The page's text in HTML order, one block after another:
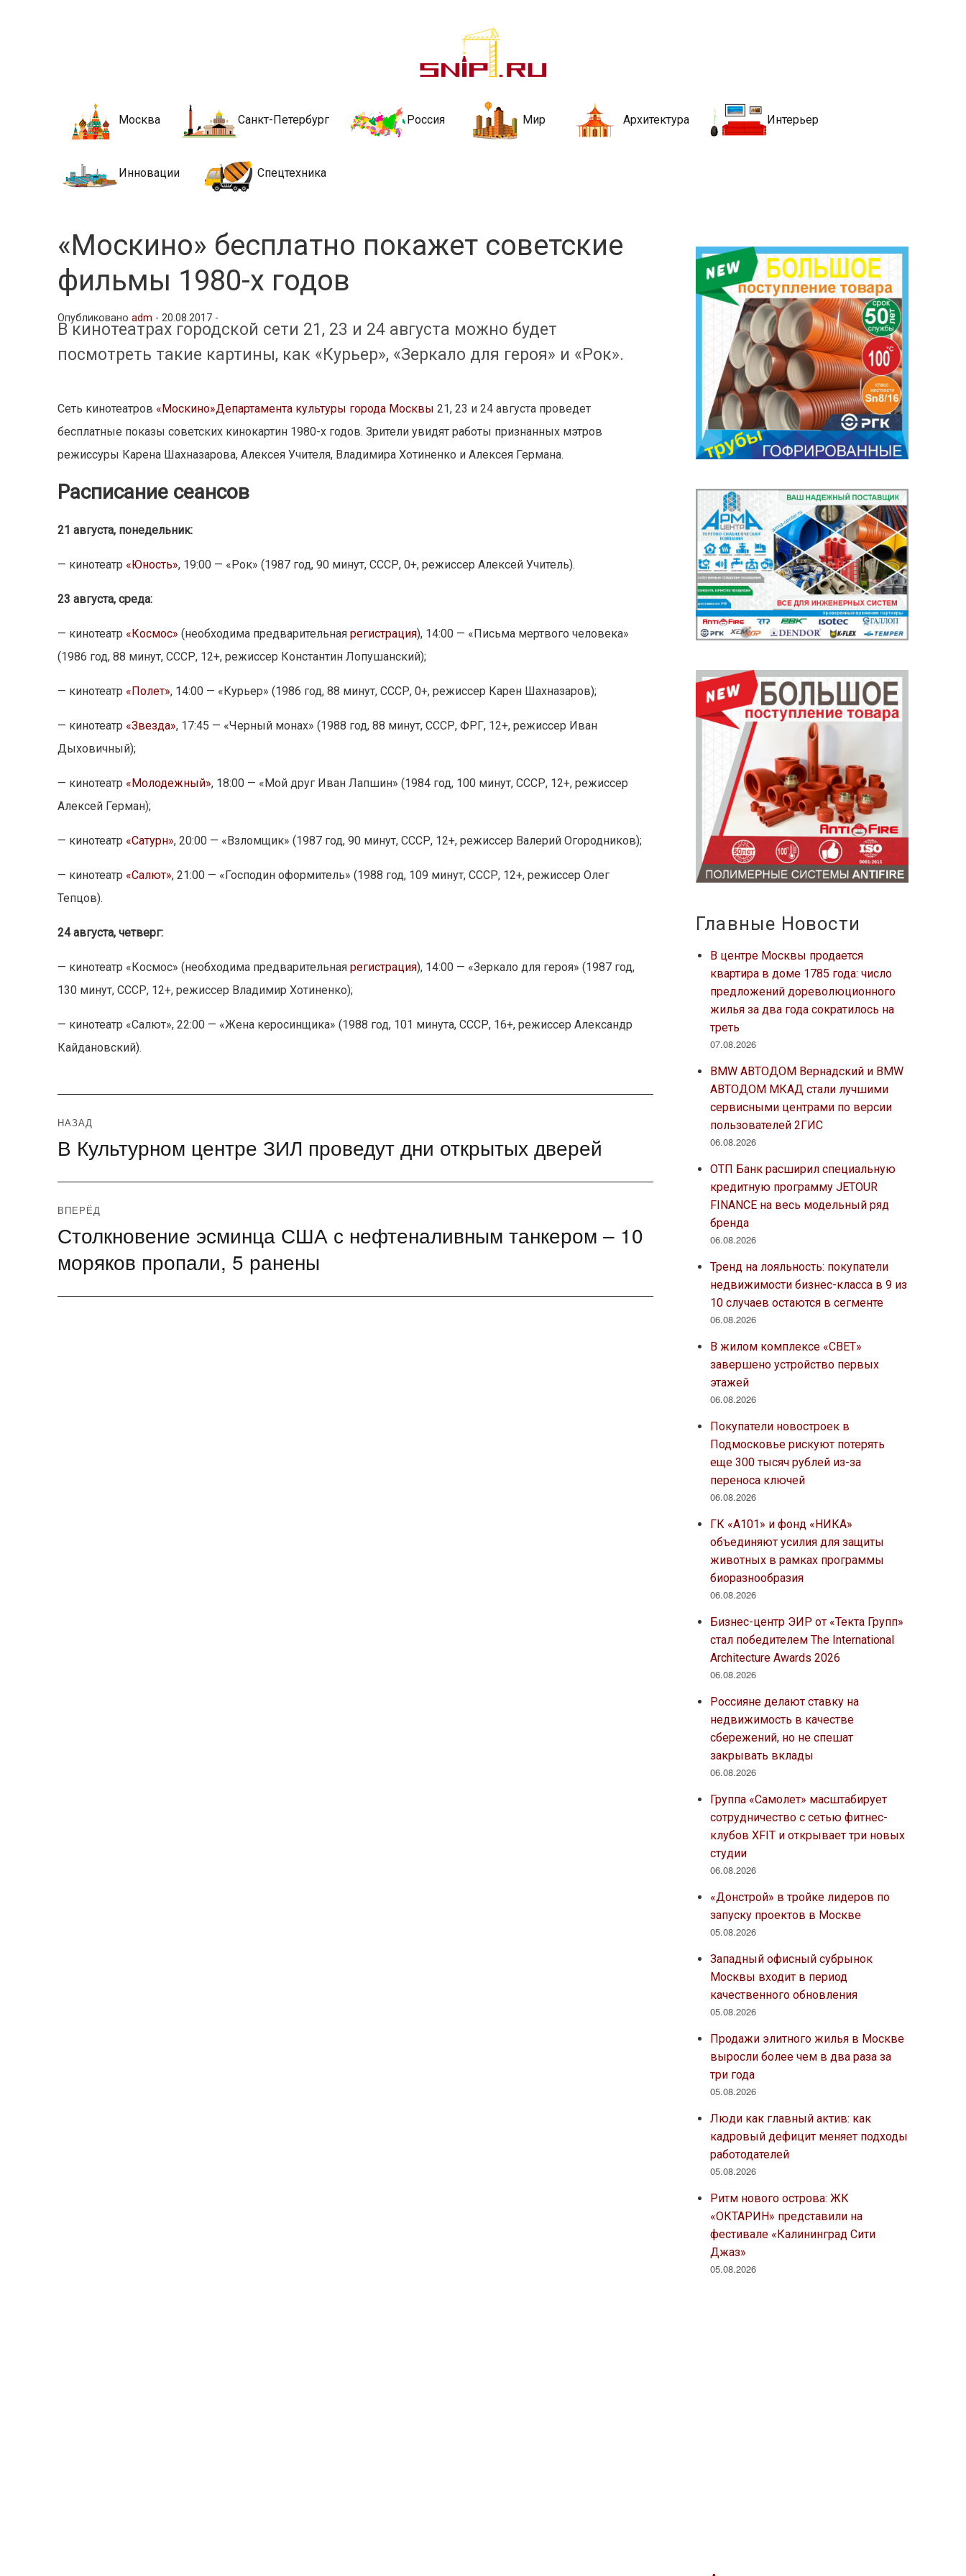
Новости строительства и недвижимости
стройкой рубрики
Москва Санкт-Петербург Россия Мир Архитектура Интерьер
Инновации Спецтехника
«Москино» бесплатно покажет советские
фильмы 1980-х годов
Опубликованоadm -20.08.2017 -
В кинотеатрах городской сети 21, 23 и 24 августа можно будет
посмотреть такие картины, как «Курьер», «Зеркало для героя» и «Рок».
Сеть кинотеатров «Москино»Департамента культуры города Москвы 21, 23 и 24 августа проведет
бесплатные показы советских кинокартин 1980-х годов. Зрители увидят работы признанных мэтров
режиссуры Карена Шахназарова, Алексея Учителя, Владимира Хотиненко и Алексея Германа.
Расписание сеансов
21 августа, понедельник:
— кинотеатр «Юность», 19:00 — «Рок» (1987 год, 90 минут, СССР, 0+, режиссер Алексей Учитель).
23 августа, среда:
— кинотеатр «Космос» (необходима предварительнаярегистрация), 14:00 — «Письма мертвого человека»
(1986 год, 88 минут, СССР, 12+, режиссер Константин Лопушанский);
— кинотеатр «Полет», 14:00 — «Курьер» (1986 год, 88 минут, СССР, 0+, режиссер Карен Шахназаров);
— кинотеатр «Звезда», 17:45 — «Черный монах» (1988 год, 88 минут, СССР, ФРГ, 12+, режиссер Иван
Дыховичный);
— кинотеатр «Молодежный», 18:00 — «Мой друг Иван Лапшин» (1984 год, 100 минут, СССР, 12+, режиссер
Алексей Герман);
— кинотеатр «Сатурн», 20:00 — «Взломщик» (1987 год, 90 минут, СССР, 12+, режиссер Валерий Огородников);
— кинотеатр «Салют», 21:00 — «Господин оформитель» (1988 год, 109 минут, СССР, 12+, режиссер Олег
Тепцов).
24 августа, четверг:
— кинотеатр «Космос» (необходима предварительнаярегистрация), 14:00 — «Зеркало для героя» (1987 год,
130 минут, СССР, 12+, режиссер Владимир Хотиненко);
— кинотеатр «Салют», 22:00 — «Жена керосинщика» (1988 год, 101 минута, СССР, 16+, режиссер Александр
Кайдановский).
Навигация
по
записям
НАЗАД
Предыдущая
запись:
В Культурном центре ЗИЛ проведут дни открытых дверей
ВПЕРЁД
Следующая
Столкновение эсминца США с нефтеналивным танкером – 10
моряков пропали, 5 ранены
Главные Новости
В центре Москвы продается
квартира в доме 1785 года: число
предложений дореволюционного
жилья за два года сократилось на
треть
07.08.2026
BMW АВТОДОМ Вернадский и BMW
АВТОДОМ МКАД стали лучшими
сервисными центрами по версии
пользователей 2ГИС
06.08.2026
ОТП Банк расширил специальную
кредитную программу JETOUR
FINANCE на весь модельный ряд
бренда
06.08.2026
Тренд на лояльность: покупатели
недвижимости бизнес-класса в 9 из
10 случаев остаются в сегменте
06.08.2026
В жилом комплексе «СВЕТ»
завершено устройство первых
этажей
06.08.2026
Покупатели новостроек в
Подмосковье рискуют потерять
еще 300 тысяч рублей из-за
переноса ключей
06.08.2026
ГК «А101» и фонд «НИКА»
объединяют усилия для защиты
животных в рамках программы
биоразнообразия
06.08.2026
Бизнес-центр ЭИР от «Текта Групп»
стал победителем The International
Architecture Awards 2026
06.08.2026
Россияне делают ставку на
недвижимость в качестве
сбережений, но не спешат
закрывать вклады
06.08.2026
Группа «Самолет» масштабирует
сотрудничество с сетью фитнес-
клубов XFIT и открывает три новых
студии
06.08.2026
«Донстрой» в тройке лидеров по
запуску проектов в Москве
05.08.2026
Западный офисный субрынок
Москвы входит в период
качественного обновления
05.08.2026
Продажи элитного жилья в Москве
выросли более чем в два раза за
три года
05.08.2026
Люди как главный актив: как
кадровый дефицит меняет подходы
работодателей
05.08.2026
Ритм нового острова: ЖК
«ОКТАРИН» представили на
фестивале «Калининград Сити
Джаз»
05.08.2026